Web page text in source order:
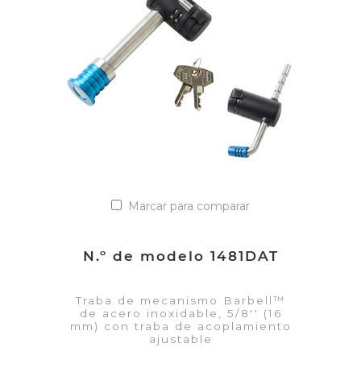
Añadir a la lista de cotización
Marcar para comparar
N.º de modelo 1481DAT
Traba de mecanismo Barbell™
de acero inoxidable, 5/8'' (16
mm) con traba de acoplamiento
ajustable